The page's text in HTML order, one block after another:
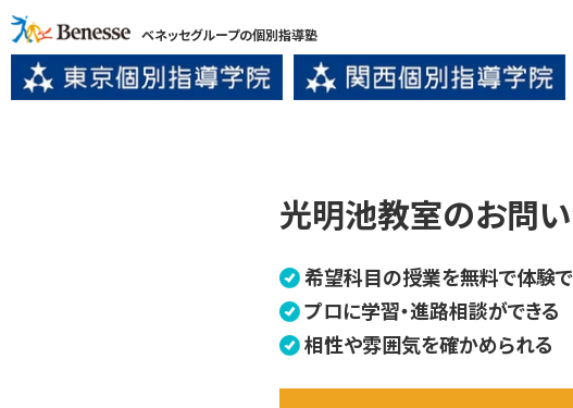
ベネッセグループの個別指導塾
光明池教室のお問
希望科目の授業を無料で体験
プロに学習・進路相談ができる
相性や雰囲気を確かめられる